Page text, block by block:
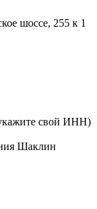
шоссе, 255 к 1
свой ИНН)
Шаклин